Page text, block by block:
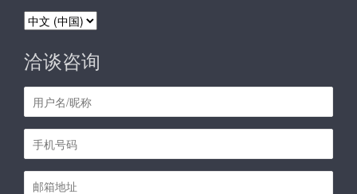
选
语
言
洽谈咨询